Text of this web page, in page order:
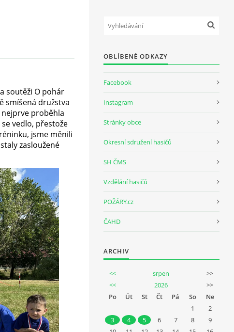
soutěži O pohár
smíšená družstva
proběhla
vedlo, přestože
jsme měnili
zasloužené
OBLÍBENÉ ODKAZY
Facebook
Instagram
Stránky obce
Okresní sdružení hasičů
SH ČMS
Vzdělání hasičů
POŽÁRY.cz
ČAHD
ARCHIV
<< srpen
>>
<<
2026
>>
Po
Út St Čt Pá So
Ne
1
2
3
4 5 6 7 8
9